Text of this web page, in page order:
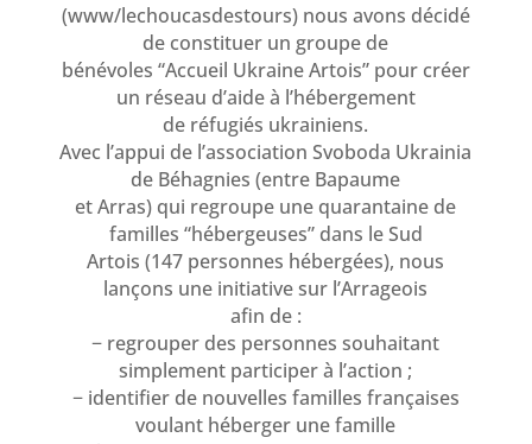
(www/lechoucasdestours) nous avons décidé
de constituer un groupe de
bénévoles “Accueil Ukraine Artois” pour créer
un réseau d’aide à l’hébergement
de réfugiés ukrainiens.
Avec l’appui de l’association Svoboda Ukrainia
de Béhagnies (entre Bapaume
et Arras) qui regroupe une quarantaine de
familles “hébergeuses” dans le Sud
Artois (147 personnes hébergées), nous
lançons une initiative sur l’Arrageois
afin de :
− regrouper des personnes souhaitant
simplement participer à l’action ;
− identifier de nouvelles familles françaises
voulant héberger une famille